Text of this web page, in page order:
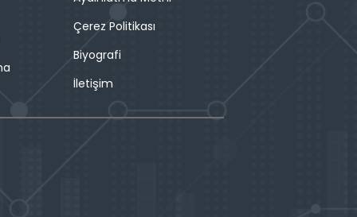
Çerez Politikası
Biyografi
İletişim